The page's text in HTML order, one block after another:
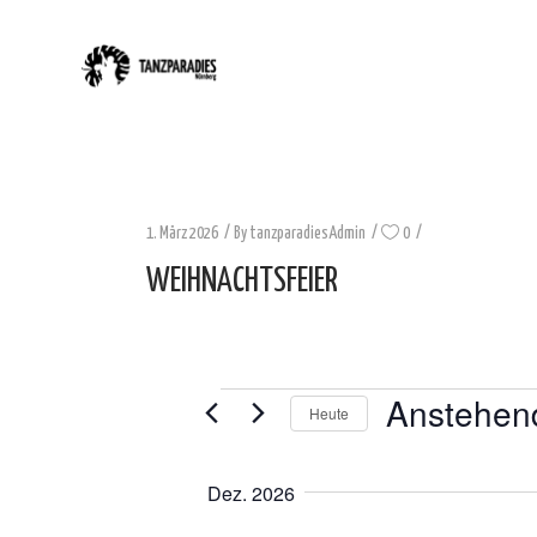
1. März 2026 By tanzparadiesAdmin 0
WEIHNACHTSFEIER
Heute
Dez. 2026